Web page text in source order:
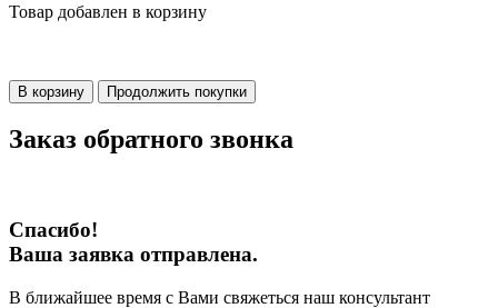
Товар добавлен в корзину
В корзину Продолжить покупки
Заказ обратного звонка
Спасибо!
Ваша заявка отправлена.
В ближайшее время с Вами свяжеться наш консультант